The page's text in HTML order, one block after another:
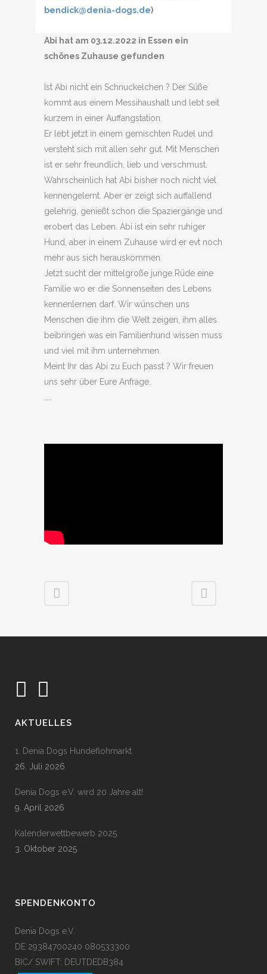
bendick@denia-dogs.de)
Abi hat am 03.12.2022 in Essen ein
schönes Zuhause gefunden
Ist Abi nicht ein Schnuckelchen ? Der Süße
kommt aus einem Messihaushalt und lebt seit
kurzem in einer Auffangstation.
Er lebt jetzt in einem gemischten Rudel und
versteht sich mit allen sehr gut. Mit Menschen
ist er sehr freundlich, lieb und verschmust.
Wahrscheinlich hat Abi bisher noch nicht viel
kennengelernt. Aber er zeigt sich auffallend
gelehrig, genießt schon die Spaziergänge und
erobert das Leben. Abi ist ein sehr ruhiger
Hund, aber in einem Zuhause wird er evt noch
mehr aus sich herauskommen.
Jetzt sucht der mittelgroße junge Rüde eine
Familie wo er die Sonnenseiten des Lebens
kennenlernen darf. Wir wünschen uns
Menschen die ihm die Welt zeigen, ihm alles
beibringen was ein Familienhund wissen muss
und viel mit ihm unternehmen.
Meint Ihr das Abi zu Euch passt ? Wir freuen
uns sehr über Eure Anfrage.
AKTUELLES
1. Denia Dogs Hundeflohmarkt
26. Juli 2026
Denia Dogs e.V. wird 20 Jahre alt!
9. April 2026
Kalenderwettbewerb 2025
3. Oktober 2025
SPENDENKONTO
Denia Dogs e.V.
DE 29384700240 080533300
BIC/ SWIFT: DEUTDEDB384